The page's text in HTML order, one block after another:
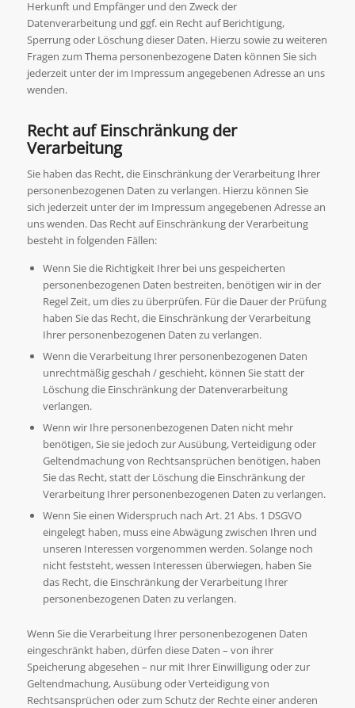
Herkunft und Empfänger und den Zweck der
Datenverarbeitung und ggf. ein Recht auf Berichtigung,
Sperrung oder Löschung dieser Daten. Hierzu sowie zu weiteren
Fragen zum Thema personenbezogene Daten können Sie sich
jederzeit unter der im Impressum angegebenen Adresse an uns
wenden.
Recht auf Einschränkung der
Verarbeitung
Sie haben das Recht, die Einschränkung der Verarbeitung Ihrer
personenbezogenen Daten zu verlangen. Hierzu können Sie
sich jederzeit unter der im Impressum angegebenen Adresse an
uns wenden. Das Recht auf Einschränkung der Verarbeitung
besteht in folgenden Fällen:
Wenn Sie die Richtigkeit Ihrer bei uns gespeicherten
personenbezogenen Daten bestreiten, benötigen wir in der
Regel Zeit, um dies zu überprüfen. Für die Dauer der Prüfung
haben Sie das Recht, die Einschränkung der Verarbeitung
Ihrer personenbezogenen Daten zu verlangen.
Wenn die Verarbeitung Ihrer personenbezogenen Daten
unrechtmäßig geschah / geschieht, können Sie statt der
Löschung die Einschränkung der Datenverarbeitung
verlangen.
Wenn wir Ihre personenbezogenen Daten nicht mehr
benötigen, Sie sie jedoch zur Ausübung, Verteidigung oder
Geltendmachung von Rechtsansprüchen benötigen, haben
Sie das Recht, statt der Löschung die Einschränkung der
Verarbeitung Ihrer personenbezogenen Daten zu verlangen.
Wenn Sie einen Widerspruch nach Art. 21 Abs. 1 DSGVO
eingelegt haben, muss eine Abwägung zwischen Ihren und
unseren Interessen vorgenommen werden. Solange noch
nicht feststeht, wessen Interessen überwiegen, haben Sie
das Recht, die Einschränkung der Verarbeitung Ihrer
personenbezogenen Daten zu verlangen.
Wenn Sie die Verarbeitung Ihrer personenbezogenen Daten
eingeschränkt haben, dürfen diese Daten – von ihrer
Speicherung abgesehen – nur mit Ihrer Einwilligung oder zur
Geltendmachung, Ausübung oder Verteidigung von
Rechtsansprüchen oder zum Schutz der Rechte einer anderen